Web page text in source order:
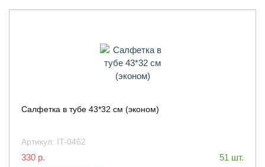
Салфетка в тубе 43*32 см (эконом)
Артикул: IT-0462
330 р. 51 шт.